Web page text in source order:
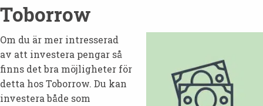
Toborrow
Om du är mer intresserad
av att investera pengar så
finns det bra möjligheter för
detta hos Toborrow. Du kan
investera både som